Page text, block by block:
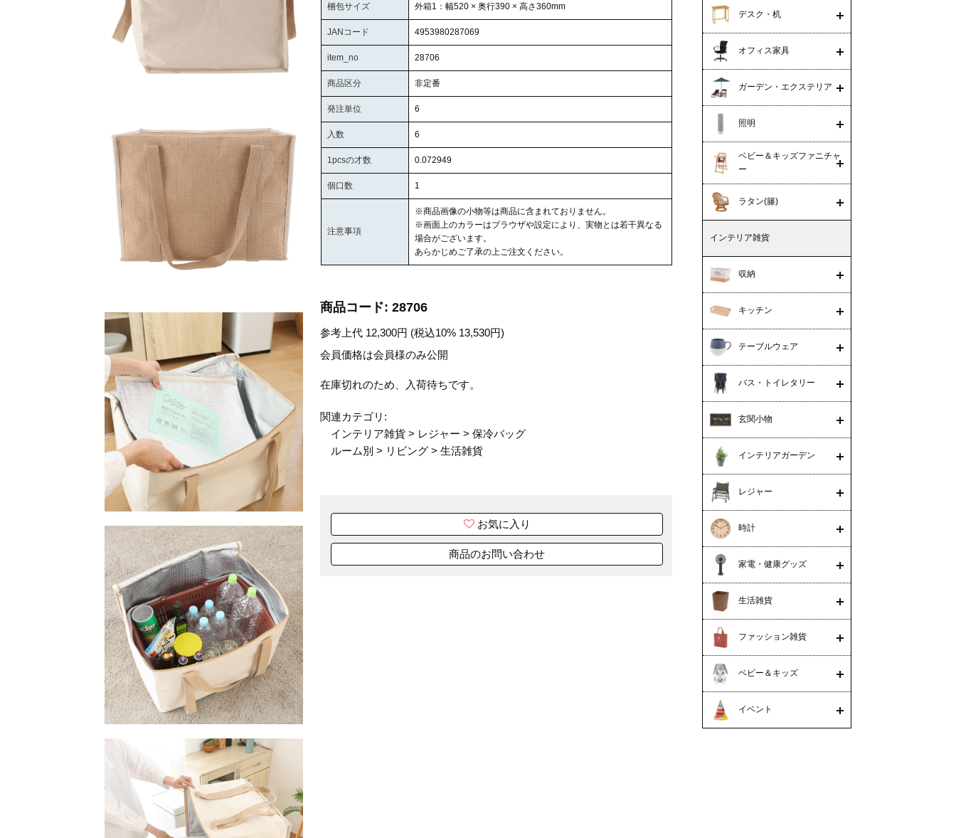
梱包サイズ 外箱1：幅520 × 奥行390 × 高さ360mm
JANコード 4953980287069
item_no 28706
商品区分 非定番
発注単位 6
入数 6
1pcsの才数 0.072949
個口数 1
注意事項
※商品画像の小物等は商品に含まれておりません。
※画面上のカラーはブラウザや設定により、実物とは若干異なる
場合がございます。
あらかじめご了承の上ご注文ください。
商品コード: 28706
参考上代 12,300円 (税込10% 13,530円)
会員価格は会員様のみ公開
在庫切れのため、入荷待ちです。
関連カテゴリ:
インテリア雑貨 > レジャー >保冷バッグ
ルーム別 > リビング >生活雑貨
お気に入り
商品のお問い合わせ
デスク・机
オフィス家具
ガーデン・エクステリア
照明
ベビー＆キッズファニチャ
ー
ラタン(籐)
インテリア雑貨
収納
キッチン
テーブルウェア
バス・トイレタリー
玄関小物
インテリアガーデン
レジャー
時計
家電・健康グッズ
生活雑貨
ファッション雑貨
ベビー＆キッズ
イベント